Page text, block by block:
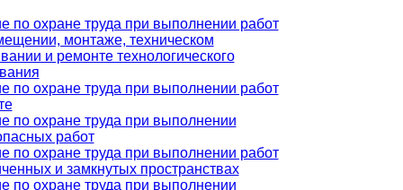
по охране труда при выполнении работ
монтаже, техническом
и ремонте технологического
по охране труда при выполнении работ
по охране труда при выполнении
работ
по охране труда при выполнении работ
и замкнутых пространствах
по охране труда при выполнении